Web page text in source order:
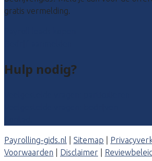
gratis vermelding.
Hulp nodig?
Payrolling-gids.nl Sitemap
Voorwaarden
Disclaimer Reviewbeleid